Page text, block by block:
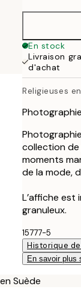
50x70
En stock
Livraison
d'achat
Religieuses
collection
moments
de la mode,
L’affiche est
granuleux.
15777-5
Historique
En savoir plus
Suède